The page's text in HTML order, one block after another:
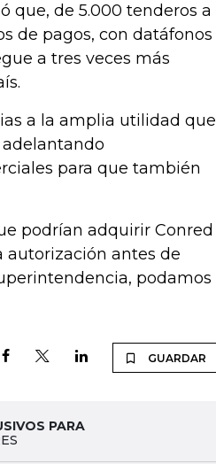
que, de 5.000 tenderos a
de pagos, con datáfonos
a tres veces más
a la amplia utilidad que
para que también
podrían adquirir Conred
autorización antes de
podamos
GUARDAR
PARA